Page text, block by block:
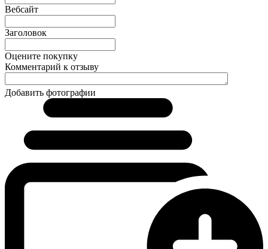
Вебсайт
Заголовок
Оцените покупку
Комментарий к отзыву
Добавить фотографии